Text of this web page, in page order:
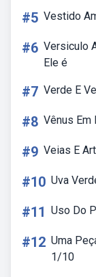
#5 Vestido
#6 Versiculo
Ele é
#7 Verde E
#8 Vênus Em
#9 Veias E
#10 Uva
#11 Uso Do
#12 Uma
1/10